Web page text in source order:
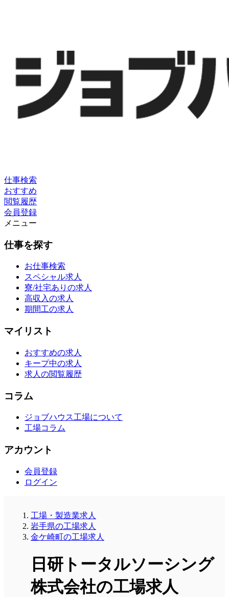
仕事検索
おすすめ
閲覧履歴
会員登録
メニュー
仕事を探す
お仕事検索
スペシャル求人
寮/社宅ありの求人
高収入の求人
期間工の求人
マイリスト
おすすめの求人
キープ中の求人
求人の閲覧履歴
コラム
ジョブハウス工場について
工場コラム
アカウント
会員登録
ログイン
工場・製造業求人
岩手県の工場求人
金ケ崎町の工場求人
日研トータルソーシング
株式会社の工場求人